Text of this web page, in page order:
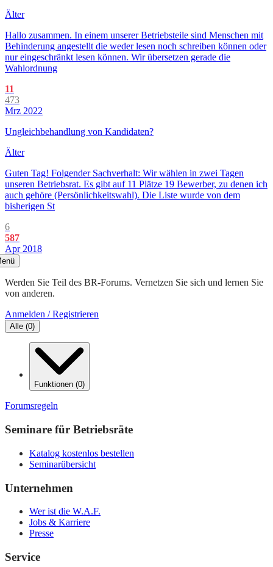
Älter
Hallo zusammen. In einem unserer Betriebsteile sind Menschen mit
Behinderung angestellt die weder lesen noch schreiben können oder
nur eingeschränkt lesen können. Wir übersetzen gerade die
Wahlordnung
11
473
Mrz 2022
Ungleichbehandlung von Kandidaten?
Älter
Guten Tag! Folgender Sachverhalt: Wir wählen in zwei Tagen
unseren Betriebsrat. Es gibt auf 11 Plätze 19 Bewerber, zu denen ich
auch gehöre (Persönlichkeitswahl). Die Liste wurde von dem
bisherigen St
6
587
Apr 2018
Werden Sie Teil des BR-Forums. Vernetzen Sie sich und lernen Sie
von anderen.
Anmelden / Registrieren
Alle (0)
Funktionen (0)
Forumsregeln
Seminare für Betriebsräte
Katalog kostenlos bestellen
Seminarübersicht
Unternehmen
Wer ist die W.A.F.
Jobs & Karriere
Presse
Service